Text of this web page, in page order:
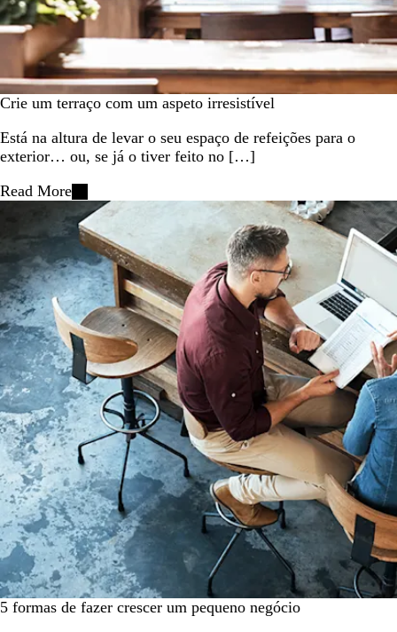
Crie um terraço com um aspeto irresistível
Está na altura de levar o seu espaço de refeições para o
exterior… ou, se já o tiver feito no […]
Read More
5 formas de fazer crescer um pequeno negócio